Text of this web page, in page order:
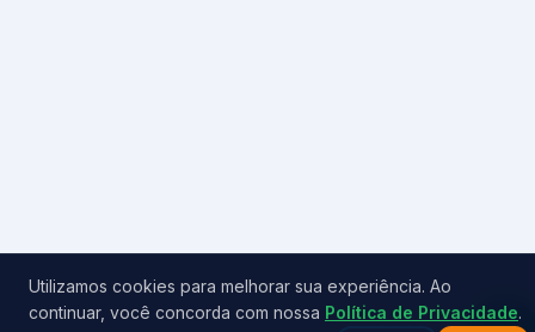
Utilizamos cookies para melhorar sua experiência. Ao
continuar, você concorda com nossa Política de Privacidade.